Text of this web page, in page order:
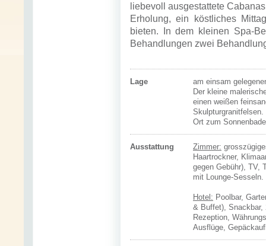
liebevoll ausgestattete
Erholung, ein köstliches
bieten. In dem kleinen Spa-
Behandlungen zwei
Lage
am einsam
Der kleine
einen weißen
Ort zum
Ausstattung Zimmer:
Haartrockner,
gegen Gebühr), TV,
mit Lounge-Sesseln.
Hotel: Poolbar,
& Buffet), Snackbar,
Rezeption,
Ausflüge,